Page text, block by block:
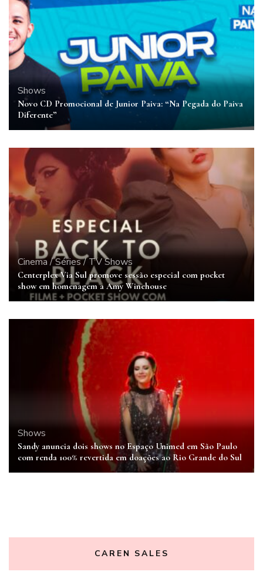
Shows
Novo CD Promocional de Junior Paiva: “Na Pegada do Paiva
Diferente”
Cinema / Séries / TVShows
Centerplex Via Sul promove sessão especial com pocket
show em homenagem a Amy Winehouse
Shows
Sandy anuncia dois shows no Espaço Unimed em São Paulo
com renda 100% revertida em doações ao Rio Grande do Sul
CAREN SALES